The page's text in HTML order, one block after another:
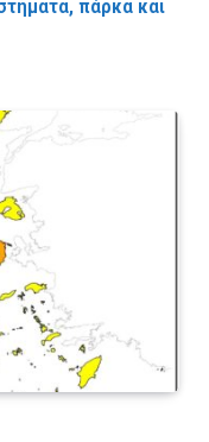
πάρκα και